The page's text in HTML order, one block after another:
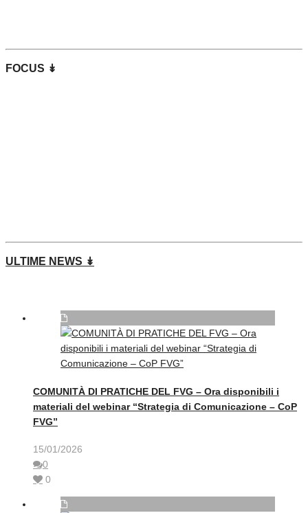
FOCUS ↡
ULTIME NEWS ↡
COMUNITÀ DI PRATICHE DEL FVG – Ora disponibili i
materiali del webinar “Strategia di Comunicazione – CoP
FVG”
15/01/2026
0
0